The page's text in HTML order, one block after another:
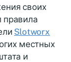
своих
правила
Slotworx
местных
и